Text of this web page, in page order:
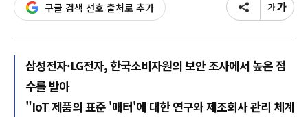
구글 검색 선호 출처로 추가
삼성전자·LG전자, 한국소비자원의 보안 조사에서 높은 점
수를 받아
"IoT 제품의 표준 '매터'에 대한 연구와 제조회사 관리 체계